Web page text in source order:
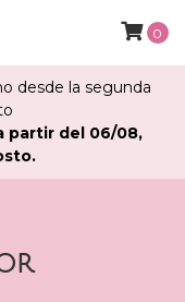
desde la segunda
partir del 06/08,
0